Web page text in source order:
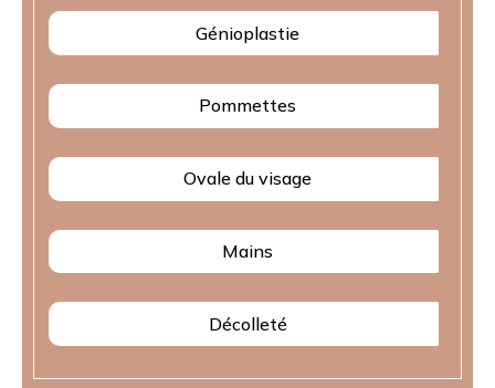
Génioplastie
Pommettes
Ovale du visage
Mains
Décolleté